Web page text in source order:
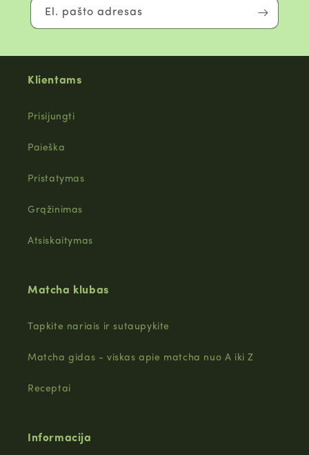
El. pašto adresas
Klientams
Prisijungti
Paieška
Pristatymas
Grąžinimas
Atsiskaitymas
Matcha klubas
Tapkite nariais ir sutaupykite
Matcha gidas - viskas apie matcha nuo A iki Z
Receptai
Informacija